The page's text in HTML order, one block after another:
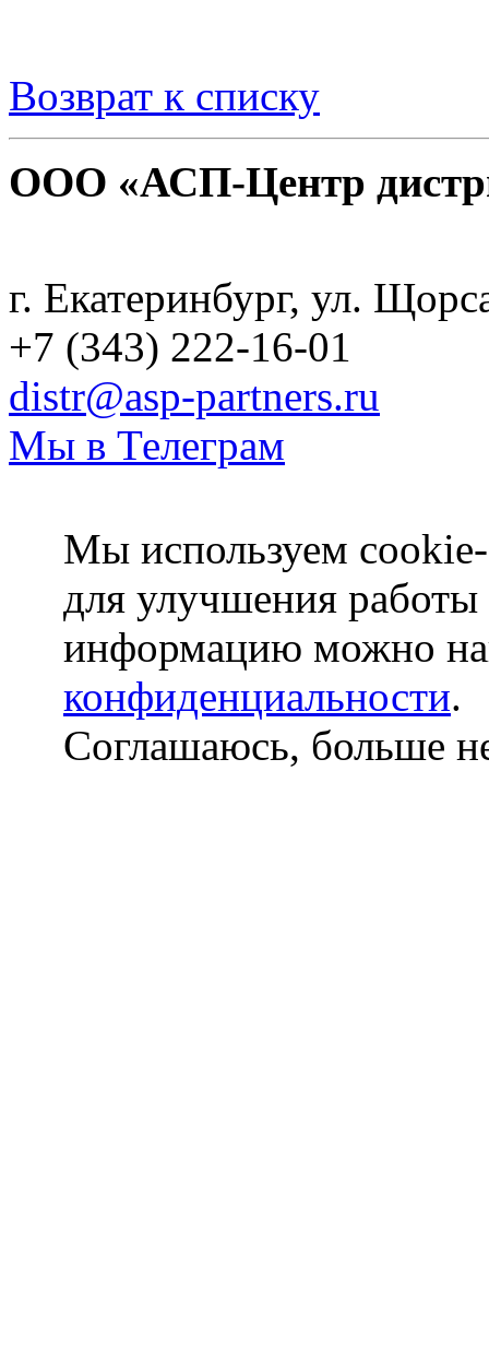
Возврат к списку
ООО «АСП-Центр
г. Екатеринбург, ул.
+7 (343) 222-16-01
distr@asp-partners.ru
Мы в Телеграм
Мы используем
для улучшения
информацию можно
конфиденциальности.
Соглашаюсь, больше